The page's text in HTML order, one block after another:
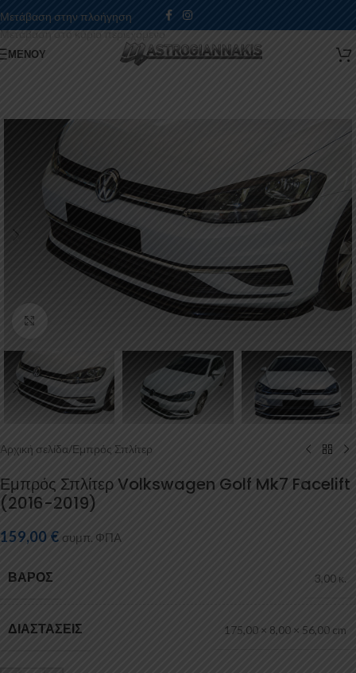
Μετάβαση στην πλοήγηση
Μετάβαση στο κύριο περιεχόμενο
ΜΕΝΟΎ
Αρχική σελίδα/Εμπρός Σπλίτερ
Εμπρός Σπλίτερ Volkswagen Golf Mk7 Facelift
(2016-2019)
159,00 € συμπ. ΦΠΑ
ΒΆΡΟΣ 3,00 κ.
ΔΙΑΣΤΆΣΕΙΣ 175,00 × 8,00 × 56,00 cm